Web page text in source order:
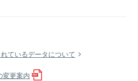
ているデータについて
変更案内